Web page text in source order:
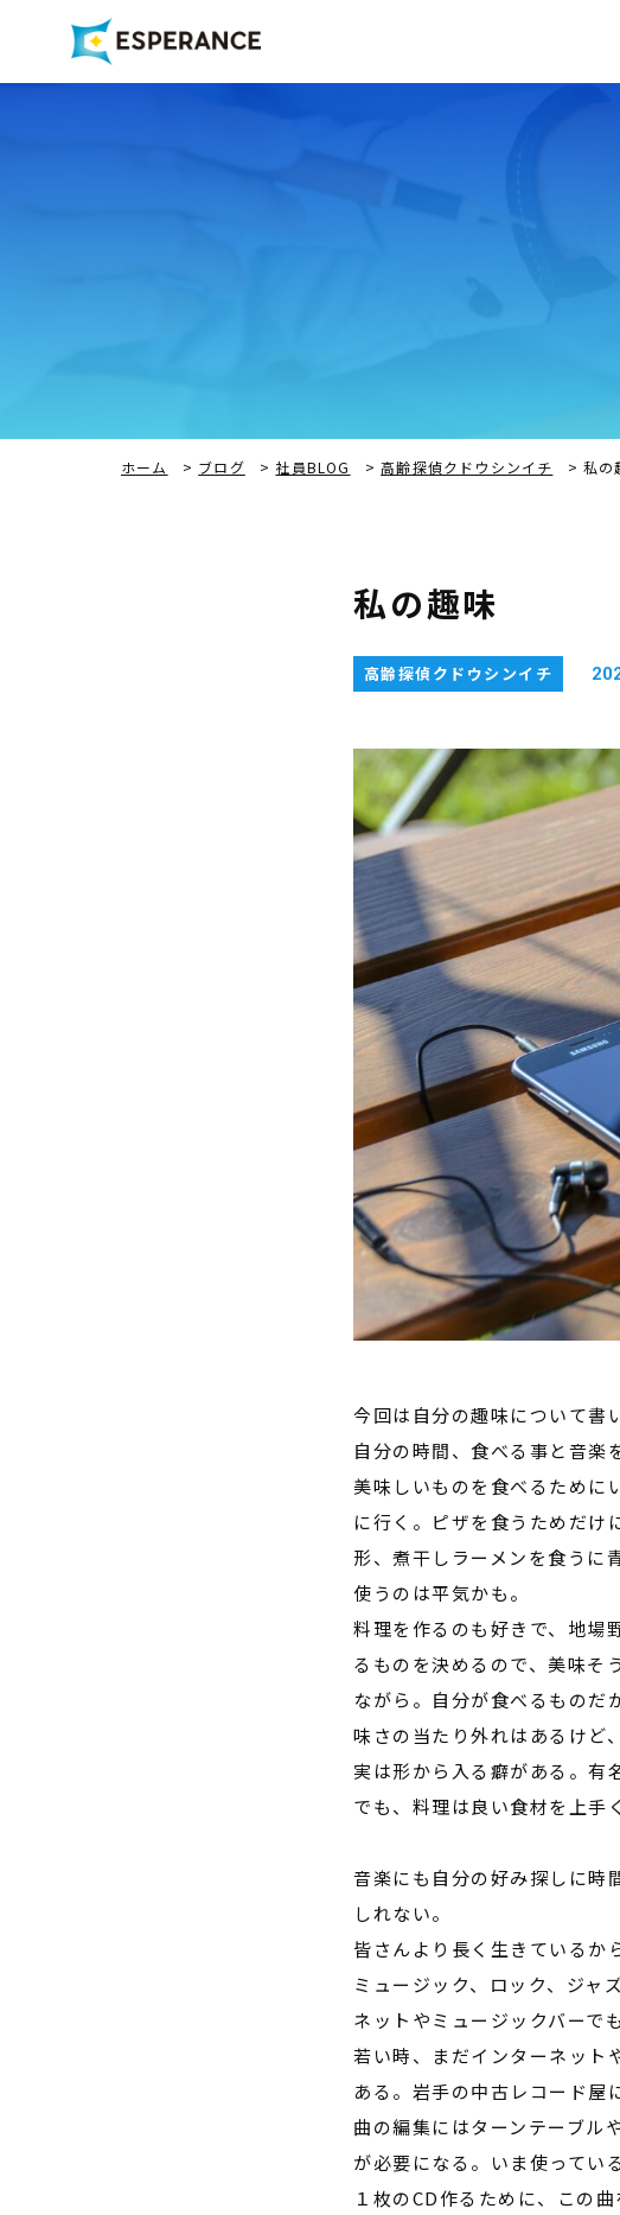
ホーム > ブログ > 社員BLOG >高齢探偵クドウシンイチ > 私の
私の趣味
高齢探偵クドウシンイチ
今回は自分の趣味について書
自分の時間、食べる事と音楽
美味しいものを食べるために
に行く。ピザを食うためだけ
形、煮干しラーメンを食うに
使うのは平気かも。
料理を作るのも好きで、地場
るものを決めるので、美味そ
ながら。自分が食べるものだ
味さの当たり外れはあるけど
実は形から入る癖がある。有
でも、料理は良い食材を上手
音楽にも自分の好み探しに時
しれない。
皆さんより長く生きているか
ミュージック、ロック、ジャ
ネットやミュージックバーでも
若い時、まだインターネット
ある。岩手の中古レコード屋
曲の編集にはターンテーブル
が必要になる。いま使ってい
１枚のCD作るために、この